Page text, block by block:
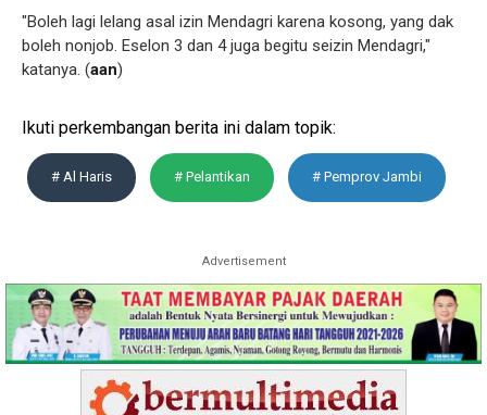
"Boleh lagi lelang asal izin Mendagri karena kosong, yang dak
boleh nonjob. Eselon 3 dan 4 juga begitu seizin Mendagri,"
katanya. (aan)
Ikuti perkembangan berita ini dalam topik:
# Al Haris # Pelantikan # Pemprov Jambi
Advertisement